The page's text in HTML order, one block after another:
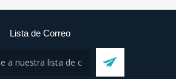
Lista de Correo